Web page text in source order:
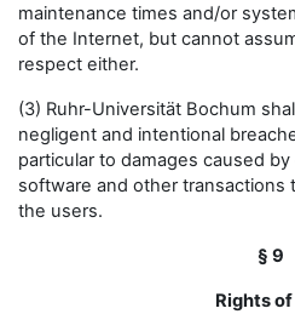
maintenance times and/or
of the Internet, but cannot
respect either.
(3) Ruhr-Universität Bochum
negligent and intentional
particular to damages caused
software and other transactions
the users.
§ 9
Rights